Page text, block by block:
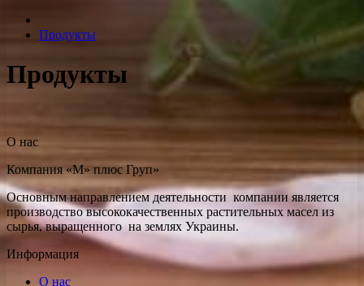
Продукты
Продукты
О нас
Компания «М» плюс Груп»
Основным направлением деятельности компании является
производство высококачественных растительных масел из
сырья, выращенного на землях Украины.
Информация
О нас